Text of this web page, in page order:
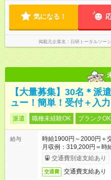
気になる！
掲載元企業名 日研トータルソー
【大量募集】30名＊派
ュー！簡単！受付＋入力
派遣 職種未経験OK ブランクOK
給与
時給1900円～2000円
月収例：319,200円＝時
交通費別途支給あり
交通費 交通費支給あ